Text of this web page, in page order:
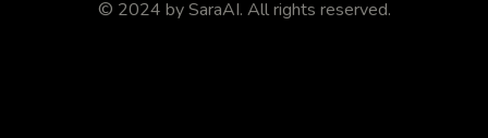
© 2024 bySaraAI. All rights reserved.